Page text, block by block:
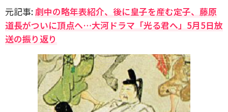
元記事:劇中の略年表紹介、後に皇子を産む定子、藤原
道長がついに頂点へ…大河ドラマ「光る君へ」5月5日放
送の振り返り